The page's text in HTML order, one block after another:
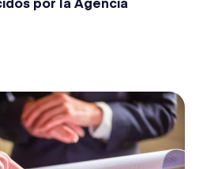
por la Agencia